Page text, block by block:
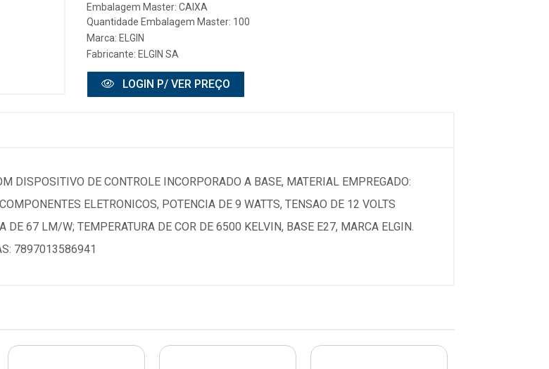
Embalagem Master: CAIXA
Quantidade Embalagem Master: 100
Marca: ELGIN
Fabricante: ELGIN SA
LOGIN P/ VER PREÇO
DISPOSITIVO DE CONTROLE INCORPORADO A BASE, MATERIAL EMPREGADO:
ELETRONICOS, POTENCIA DE 9 WATTS, TENSAO DE 12 VOLTS
67 LM/W; TEMPERATURA DE COR DE 6500 KELVIN, BASE E27, MARCA ELGIN.
7897013586941